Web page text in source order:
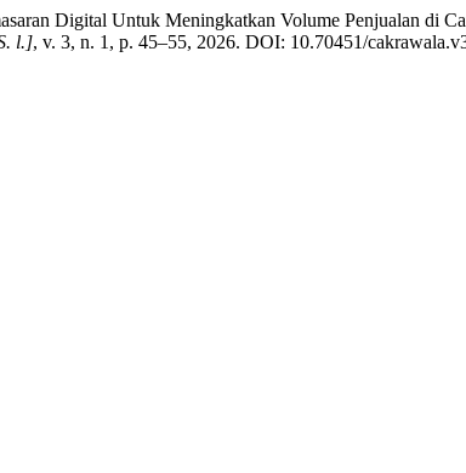
Digital Untuk Meningkatkan Volume Penjualan di
l.], v. 3, n. 1, p. 45–55, 2026. DOI: 10.70451/